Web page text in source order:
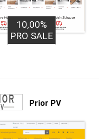
10,00%
PRO SALE
Prior PV